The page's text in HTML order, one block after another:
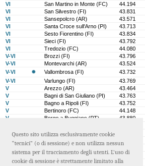
Questo sito utilizza esclusivamente cookie
“tecnici” (o di sessione) e non utilizza nessun
sistema per il tracciamento degli utenti. L'uso di
cookie di sessione è strettamente limitato alla
VI
San Martino in Monte (FC) 44.194
VI
San Silvestro (FI) 43.831
VI
Sansepolcro (AR) 43.571
VI
Santa Croce sull'Arno (PI) 43.713
VI
Sesto Fiorentino (FI) 43.834
VI
Sieci (FI) 43.792
VI
Tredozio (FC) 44.080
V-VI
Brozzi (FI) 43.796
V-VI
Montevarchi (AR) 43.524
V-VI
Vallombrosa (FI) 43.732
V-VI
Varlungo (FI) 43.769
V
Arezzo (AR) 43.464
V
Bagni di San Giuliano (PI) 43.763
V
Bagno a Ripoli (FI) 43.752
V
Bertinoro (FC) 44.148
V
Borgo a Buggiano (PT) 43.880
Cantagallo (PO)
Carmignano (PO)
Castelfiorentino (FI)
Castello (FI) 43.819
Cesena (FC) 44.140